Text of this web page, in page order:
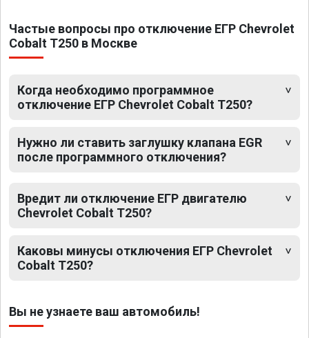
Частые вопросы про отключение ЕГР Chevrolet
Cobalt T250 в Москве
Когда необходимо программное
отключение ЕГР Chevrolet Cobalt T250?
Нужно ли ставить заглушку клапана EGR
после программного отключения?
Вредит ли отключение ЕГР двигателю
Chevrolet Cobalt T250?
Каковы минусы отключения ЕГР Chevrolet
Cobalt T250?
Вы не узнаете ваш автомобиль!